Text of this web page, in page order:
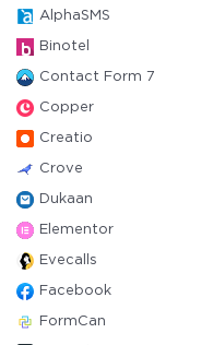
AlphaSMS
Binotel
Contact Form 7
Copper
Creatio
Crove
Dukaan
Elementor
Evecalls
Facebook
FormCan